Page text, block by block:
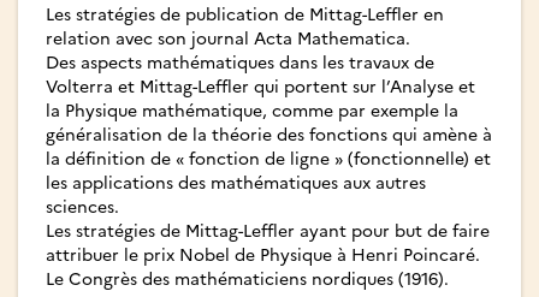
Les stratégies de publication de Mittag-Leffler en
relation avec son journal Acta Mathematica.
Des aspects mathématiques dans les travaux de
Volterra et Mittag-Leffler qui portent sur l’Analyse et
la Physique mathématique, comme par exemple la
généralisation de la théorie des fonctions qui amène à
la définition de « fonction de ligne » (fonctionnelle) et
les applications des mathématiques aux autres
sciences.
Les stratégies de Mittag-Leffler ayant pour but de faire
attribuer le prix Nobel de Physique à Henri Poincaré.
Le Congrès des mathématiciens nordiques (1916).